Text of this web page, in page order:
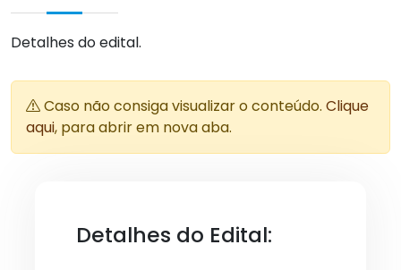
Detalhes do edital.
Caso não consiga visualizar o conteúdo. Clique
aqui, para abrir em nova aba.
Detalhes do Edital: